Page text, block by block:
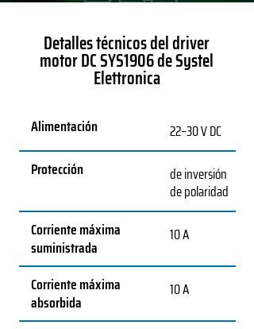
Detalles técnicos del driver
motor DC SYS1906 de Systel
Elettronica
Alimentación 22–30 V DC
Protección
de inversión
de polaridad
Corriente máxima
suministrada
10 A
Corriente máxima
absorbida
10 A